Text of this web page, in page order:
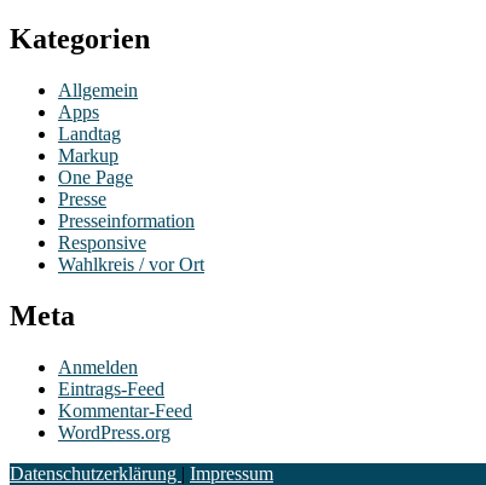
Kategorien
Allgemein
Apps
Landtag
Markup
One Page
Presse
Presseinformation
Responsive
Wahlkreis / vor Ort
Meta
Anmelden
Eintrags-Feed
Kommentar-Feed
WordPress.org
Datenschutzerklärung | Impressum